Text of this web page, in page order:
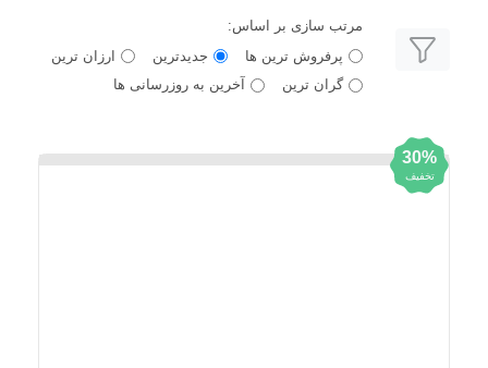
مرتب سازی بر اساس:
پرفروش ترین ها
جدیدترین
ارزان ترین
گران ترین
آخرین به روزرسانی ها
30%
تخفیف